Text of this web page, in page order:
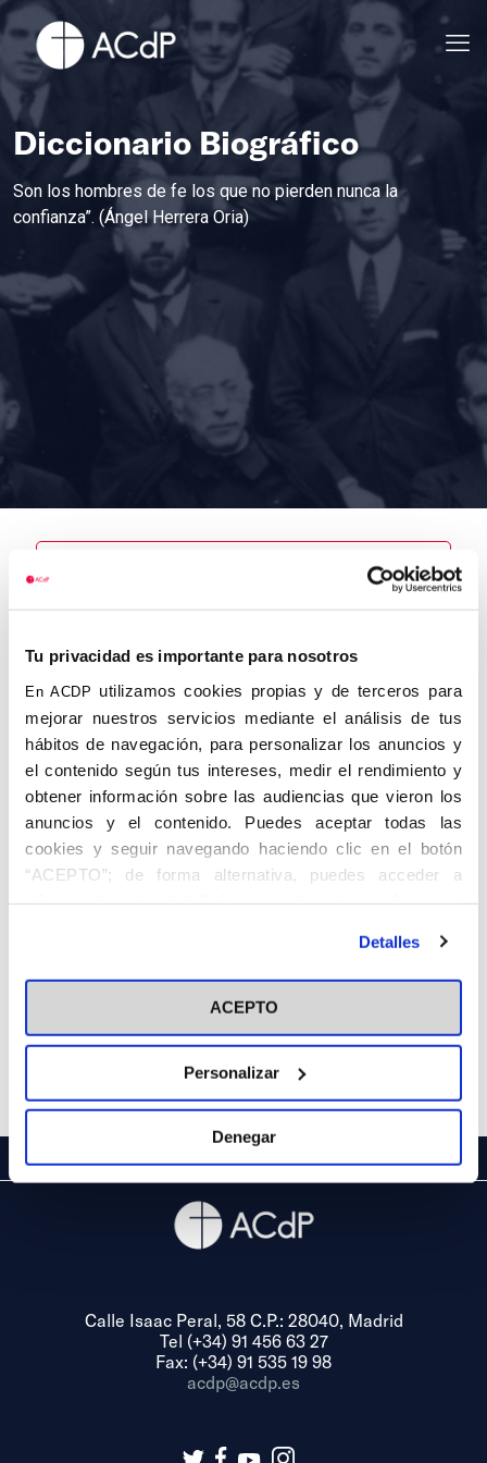
Tu privacidad es importante para nosotros
En ACDP utilizamos cookies propias y de terceros para
mejorar nuestros servicios mediante el análisis de tus
hábitos de navegación, para personalizar los anuncios y
el contenido según tus intereses, medir el rendimiento y
obtener información sobre las audiencias que vieron los
anuncios y el contenido. Puedes aceptar todas las
cookies y seguir navegando haciendo clic en el botón
“ACEPTO”; de forma alternativa, puedes acceder a
información más detallada y cambiar tus preferencias
en el botón "Personalizar". Para más información puedes
visitar nuestra Política de Cookies
Detalles
ACEPTO
Personalizar
Denegar
Diccionario Biográfico
Son los hombres de fe los que no pierden nunca la
confianza”. (Ángel Herrera Oria)
Arrazola
García, Luis
Autor
Centro de
adscripción
Fecha de
nacimiento
01/01/1924
Lugar de
Fecha de
defunción
Lugar de
defunción
Calle Isaac Peral, 58 C.P.: 28040, Madrid
Tel (+34) 91 456 63 27
Fax: (+34) 91 535 19 98
acdp@acdp.es